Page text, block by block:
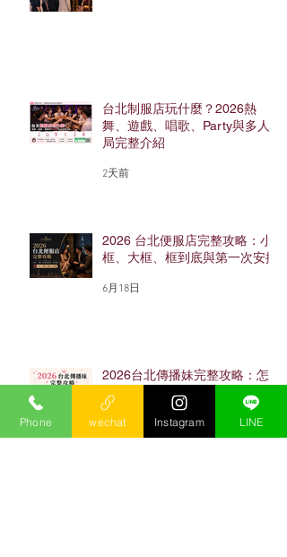
台北制服店玩什麼？2026熱
舞、遊戲、唱歌、Party與多人
局完整介紹
2天前
2026 台北便服店完整攻略：小
框、大框、框到底與第一次安排
6月18日
2026台北傳播妹完整攻略：怎
麼叫、價格、玩法、術語與新手
避雷
4月2日
Phone wechat Instagram LINE